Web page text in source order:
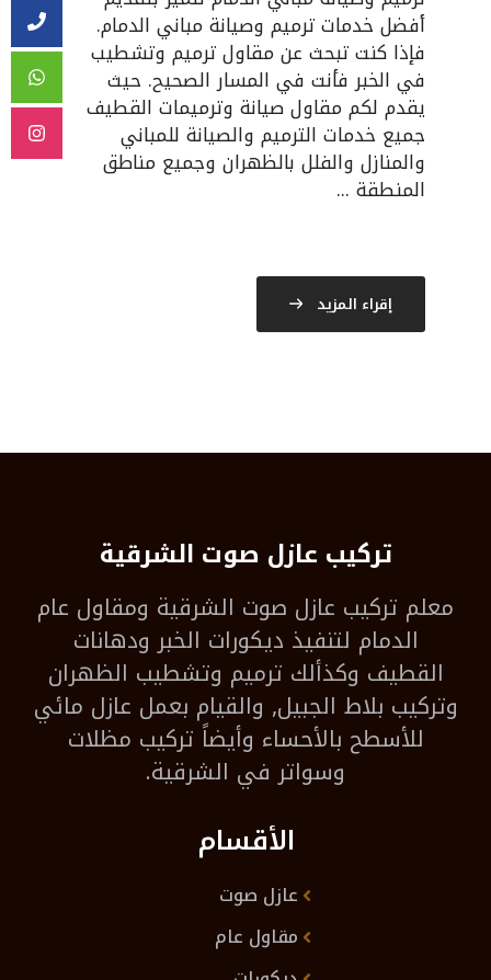
أفضل خدمات ترميم وصيانة مباني الدمام.
فإذا كنت تبحث عن مقاول ترميم وتشطيب
في الخبر فأنت في المسار الصحيح. حيث
يقدم لكم مقاول صيانة وترميمات القطيف
جميع خدمات الترميم والصيانة للمباني
والمنازل والفلل بالظهران وجميع مناطق
المنطقة ...
إقراء المزيد
تركيب عازل صوت الشرقية
معلم تركيب عازل صوت الشرقية ومقاول عام
الدمام لتنفيذ ديكورات الخبر ودهانات
القطيف وكذألك ترميم وتشطيب الظهران
وتركيب بلاط الجبيل, والقيام بعمل عازل مائي
للأسطح بالأحساء وأيضاً تركيب مظلات
وسواتر في الشرقية.
الأقسام
عازل صوت
مقاول عام